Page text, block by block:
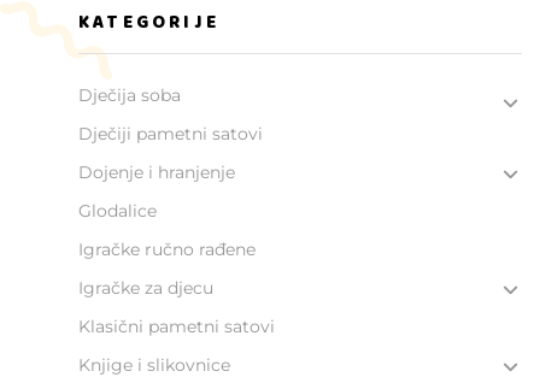
KATEGORIJE
Dječija soba
Dječiji pametni satovi
Dojenje i hranjenje
Glodalice
Igračke ručno rađene
Igračke za djecu
Klasični pametni satovi
Knjige i slikovnice